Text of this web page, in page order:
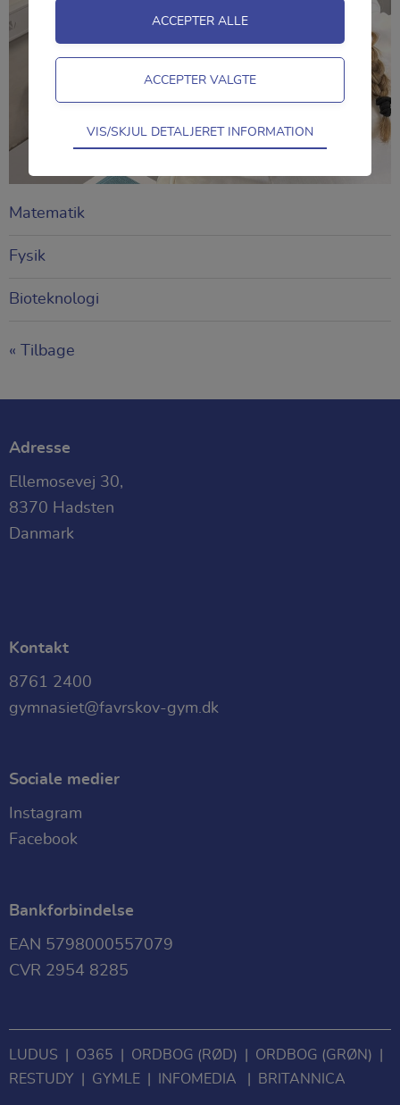
Matematik
Fysik
Bioteknologi
« Tilbage
Adresse
Ellemosevej 30,
8370 Hadsten
Danmark
Kontakt
8761 2400
gymnasiet@favrskov-gym.dk
Sociale medier
Instagram
Facebook
Bankforbindelse
EAN 5798000557079
CVR 2954 8285
LUDUS O365 ORDBOG (RØD) ORDBOG (GRØN)
RESTUDY
GYMLE INFOMEDIA BRITANNICA
Teknisk
Tekniske cookies er nødvendige for
hjemmesidens grundlæggende funktioner
indkøbskurv og kan derfor ikke fravælges.
design, brugervenlighed og effektiviteten af
besøgsstatistik om antal besøg og hvordan
VIS/SKJUL DETALJERET INFORMATION